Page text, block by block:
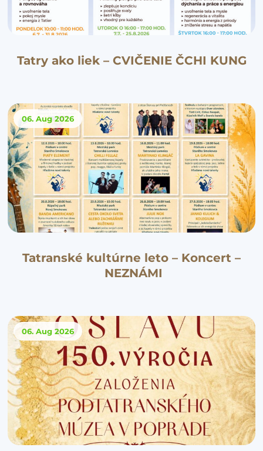
Tatry ako liek – CVIČENIE ČCHI KUNG
06. Aug 2026
Tatranské kultúrne leto – Koncert –
NEZNÁMI
06. Aug 2026